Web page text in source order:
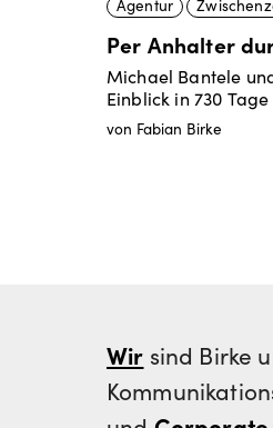
Agentur
Per Anhalter
Michael Bantele
Einblick in 730
von Fabian Birke
Wir sind Birke